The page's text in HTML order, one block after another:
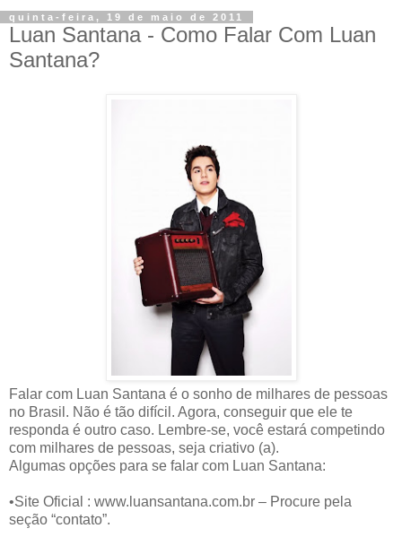
quinta-feira, 19 de maio de 2011
Luan Santana - Como Falar Com Luan
Santana?
Falar com Luan Santana é o sonho de milhares de pessoas
no Brasil. Não é tão difícil. Agora, conseguir que ele te
responda é outro caso. Lembre-se, você estará competindo
com milhares de pessoas, seja criativo (a).
Algumas opções para se falar com Luan Santana:
•Site Oficial : www.luansantana.com.br – Procure pela
seção “contato”.